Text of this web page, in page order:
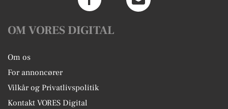
OM VORES DIGITAL
Om os
For annoncører
Vilkår og Privatlivspolitik
Kontakt VORES Digital